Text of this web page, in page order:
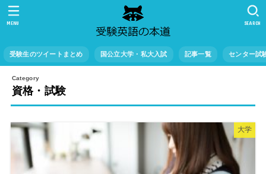
受験生のツイートまとめ 国公立大学・私大入試 記事一覧 センター試
SEARCH
MENU
資格・試験
大学